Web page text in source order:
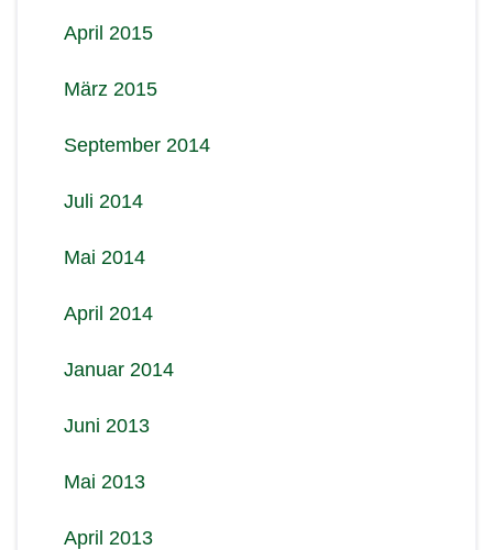
April 2015
März 2015
September 2014
Juli 2014
Mai 2014
April 2014
Januar 2014
Juni 2013
Mai 2013
April 2013